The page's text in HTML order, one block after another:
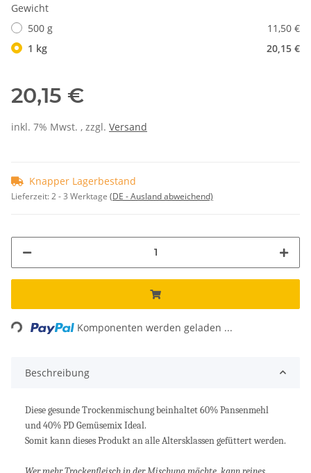
Gewicht
500 g
11,50 €
1 kg
20,15 €
20,15 €
inkl. 7% Mwst. , zzgl. Versand
Knapper Lagerbestand
Lieferzeit:2 - 3 Werktage (DE - Ausland abweichend)
Loading... Komponenten werden geladen ...
Beschreibung
Diese gesunde Trockenmischung beinhaltet 60% Pansenmehl
und 40% PD Gemüsemix Ideal.
Somit kann dieses Produkt an alle Altersklassen gefüttert werden.